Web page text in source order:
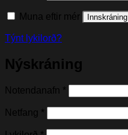
Muna eftir mér Innskráning
Týnt lykilorð?
Nýskráning
Notendanafn *
Netfang *